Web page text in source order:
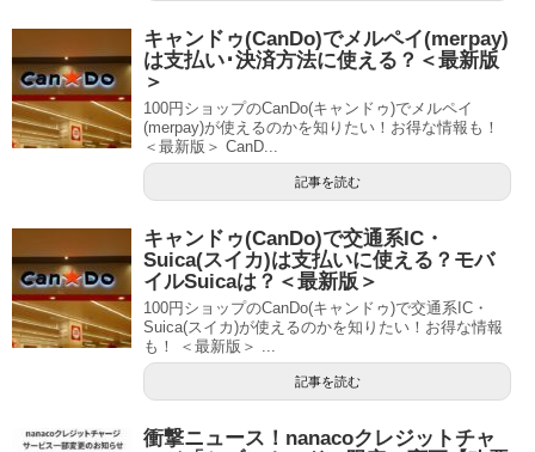
キャンドゥ(CanDo)でメルペイ(merpay)
は支払い･決済方法に使える？＜最新版
＞
100円ショップのCanDo(キャンドゥ)でメルペイ
(merpay)が使えるのかを知りたい！お得な情報も！
＜最新版＞ CanD...
記事を読む
キャンドゥ(CanDo)で交通系IC・
Suica(スイカ)は支払いに使える？モバ
イルSuicaは？＜最新版＞
100円ショップのCanDo(キャンドゥ)で交通系IC・
Suica(スイカ)が使えるのかを知りたい！お得な情報
も！ ＜最新版＞ ...
記事を読む
衝撃ニュース！nanacoクレジットチャ